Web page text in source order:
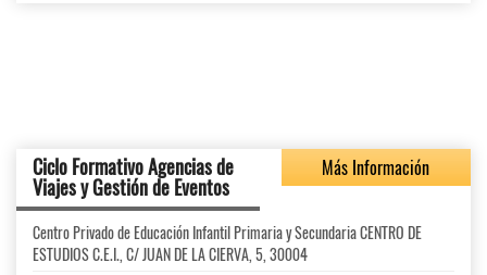
Ciclo Formativo Agencias de
Viajes y Gestión de Eventos
Más Información
Centro Privado de Educación Infantil Primaria y Secundaria CENTRO DE
ESTUDIOS C.E.I., C/ JUAN DE LA CIERVA, 5, 30004